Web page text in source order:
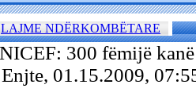
LAJME NDËRKOMBËTARE
300 fëmijë
01.15.2009,